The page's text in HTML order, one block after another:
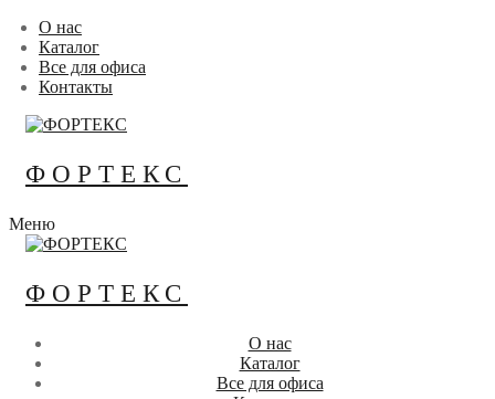
Перейти
содержимому
Меню
Закрыть
О нас
Каталог
Все для офиса
Контакты
ФОРТЕКС
Меню
ФОРТЕКС
О нас
Каталог
Все для офиса